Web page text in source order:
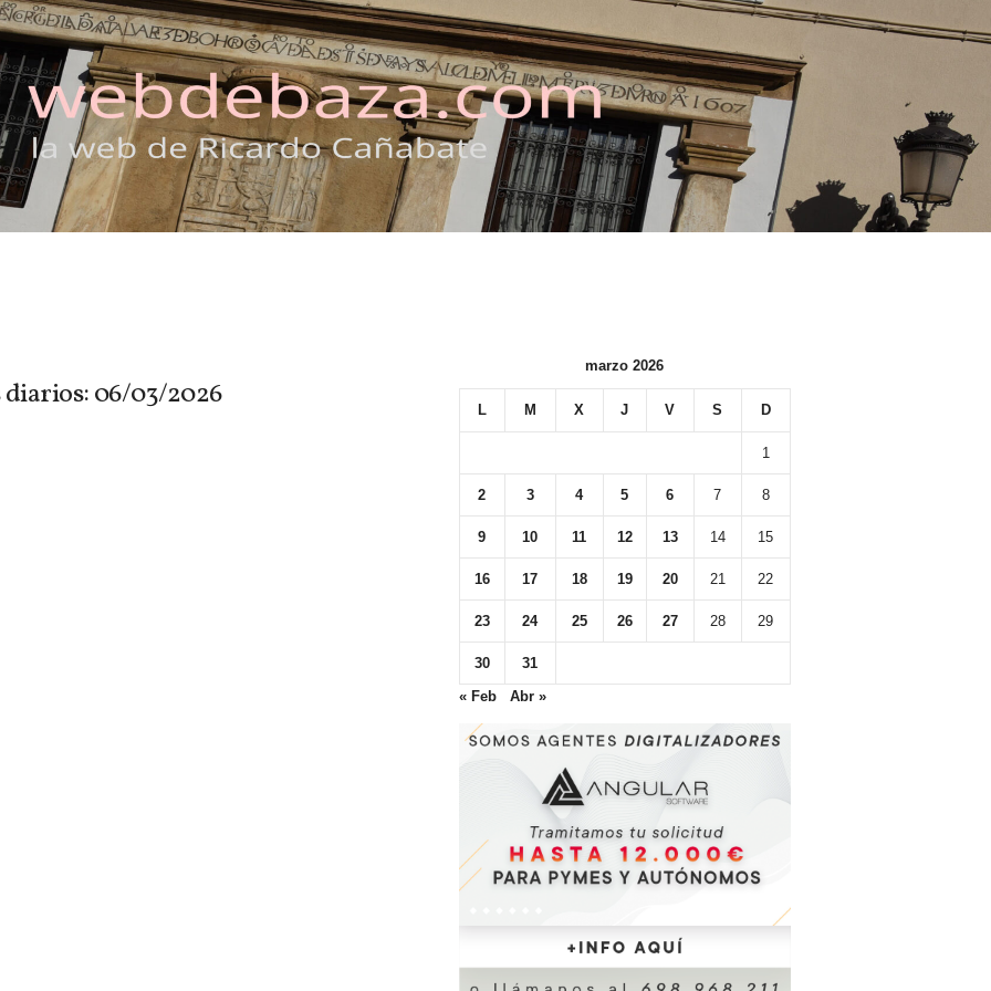
06/03/2026
marzo 2026
L M X J V S D
1
2 3 4 5 6 7 8
9 10 11 12 13 14 15
16 17 18 19 20 21 22
23 24 25 26 27 28 29
30
31
« Feb
Abr »